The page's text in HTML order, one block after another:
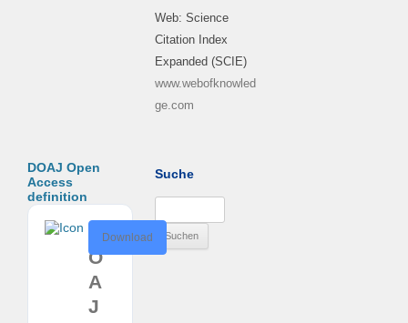
Web: Science
Citation Index
Expanded (SCIE)
www.webofknowled
ge.com
DOAJ Open
Access
definition
O
A
J
Download
Suche
nach: